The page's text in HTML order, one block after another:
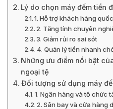
Lý do chọn máy đếm tiền
1. Hỗ trợ khách hàng
2. Tăng tính chuyên
3. Giảm rủi ro sai sót
4. Quản lý tiền nhanh
Những ưu điểm nổi bật
ngoại tệ
Đối tượng sử dụng máy
1. Ngân hàng và tổ chức
2. Sân bay và cửa hàng